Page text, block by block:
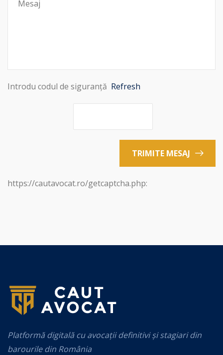
Introdu codul de siguranță Refresh
TRIMITE MESAJ
https://cautavocat.ro/getcaptcha.php:
Platformă digitală cu avocații definitivi și stagiari din
barourile din România